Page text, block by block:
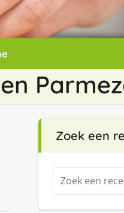
Zoek een
Zoeken
naar: